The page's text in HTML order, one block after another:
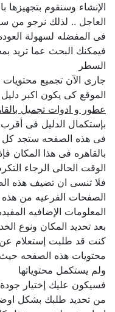
الإنشاء وسنقوم بتجهيزها
العاجل .. لذلك نرجو من
فى المفضله لسهولة العوده
فيمكنك البحث عما تريد
السطر
جارى الآن تجميع محتويات
الموقع كى يكون اكبر
عطور و ادوات تجميل
بإستكمال الدليل فى أقرب
فى هذه الصفحه ستجد كل
بالقاهره فى هذا المكان
الوقت الحالى الرجاء
فلا تنسى ان تضيف هذه
الصفحات الفرعيه من هذه
المعلومات الإضافيه المفيده
بعد تحديد المكان ونوع
كنت قد طلبت إستعلام عن
محتويات هذه الصفحه حيث
ولم يستكمل محتوياتها
فسيكون عليك إختيار جودة
من تحديد طلبك بشكل